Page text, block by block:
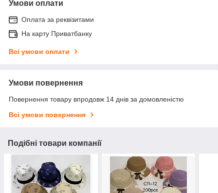
Умови оплати
Оплата за реквізитами
На карту Приватбанку
Всі умови оплати
Умови повернення
Повернення товару впродовж 14 днів за домовленістю
Всі умови повернення
Подібні товари компанії